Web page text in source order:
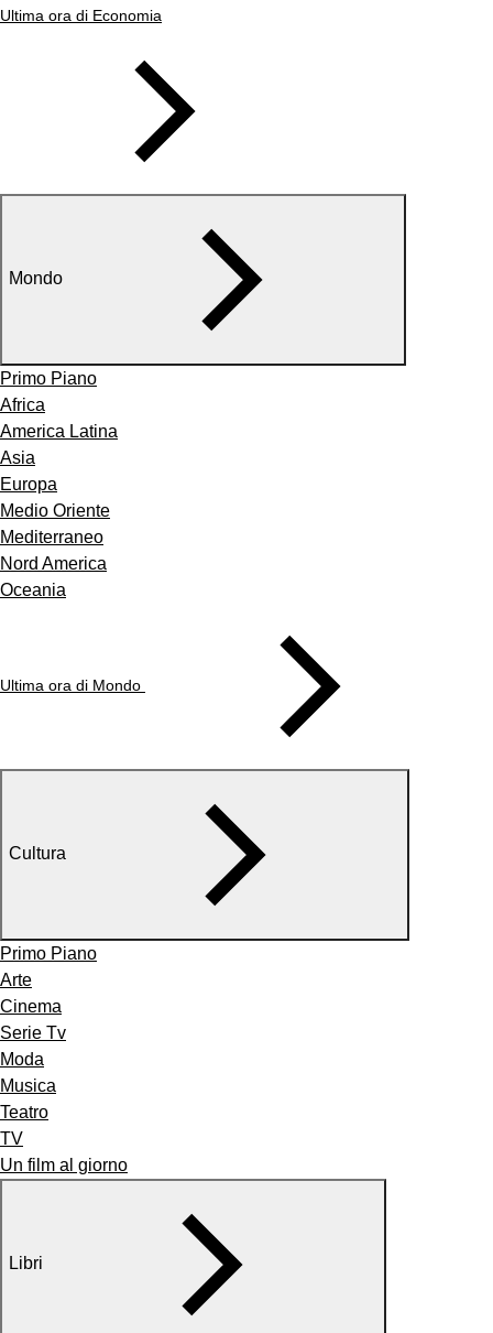
Ultima ora di Economia
Mondo
Primo Piano
Africa
America Latina
Asia
Europa
Medio Oriente
Mediterraneo
Nord America
Oceania
Ultima ora di Mondo
Cultura
Primo Piano
Arte
Cinema
Serie Tv
Moda
Musica
Teatro
TV
Un film al giorno
Libri